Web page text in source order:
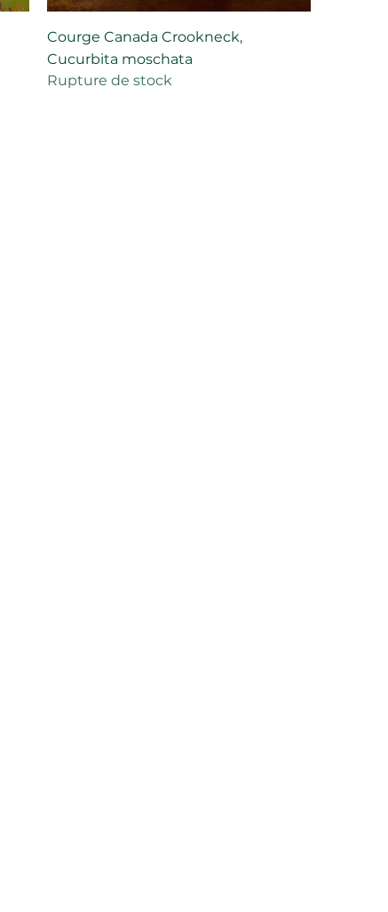
Courge Canada Crookneck,
Cucurbita moschata
Rupture de stock